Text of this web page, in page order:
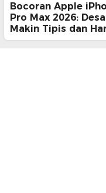
Bocoran Apple
Pro Max 2026:
Makin Tipis dan
Tembus Rp25 Juta